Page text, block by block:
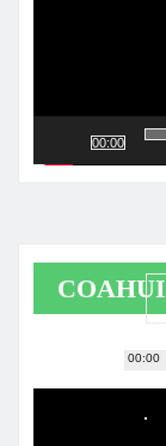
00:00
00:00
Reproductor